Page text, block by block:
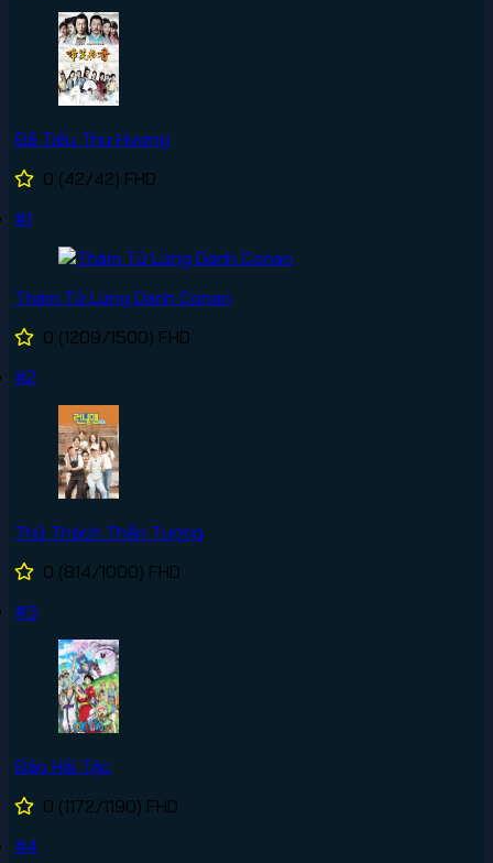
Đề Tiếu Thư Hương
0 (42/42) FHD
#1
Thám Tử Lừng Danh Conan
0 (1209/1500) FHD
#2
Thử Thách Thần Tượng
0 (814/1000) FHD
#3
Đảo Hải Tặc
0 (1172/1190) FHD
#4